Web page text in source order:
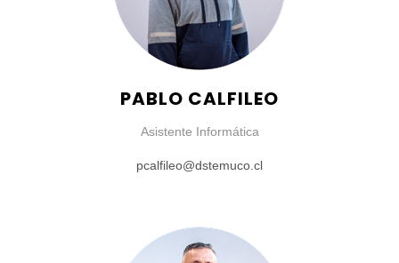
PABLO CALFILEO
Asistente Informática
pcalfileo@dstemuco.cl